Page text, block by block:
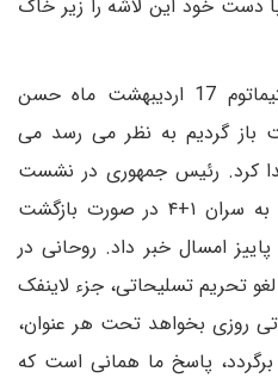
دست خود این لاشه را زیر خاک
اگر به سخنان و در واقع اولتیماتوم 17 اردیبهشت ماه حسن
گردیم به نظر می رسد می
کرد. رئیس جمهوری در نشست
مذکور از نامه هشدا‌رآمیز ایران به سران ۱+۴ در صورت بازگشت
امسال خبر داد. روحانی در
تحریم تسلیحاتی، جزء لاینفک
روزی بخواهد تحت هر عنوان،
پاسخ ما همانی است که